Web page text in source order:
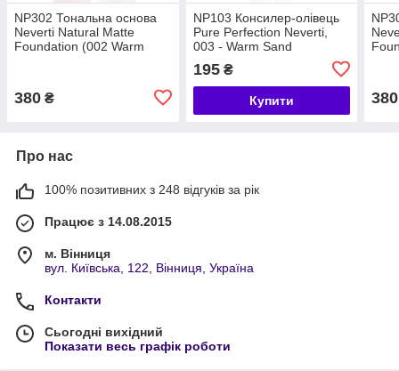
NP302 Тональна основа
Neverti Natural Matte
Foundation (002 Warm
380 ₴
NP103 Консилер-олівець
Pure Perfection Neverti,
003 - Warm Sand
195₴
Купити 380
Про нас
100% позитивних з 248 відгуків за рік
Працює з 14.08.2015
м. Вінниця
вул. Київська, 122, Вінниця, Україна
Контакти
Сьогодні вихідний
Показати весь графік роботи